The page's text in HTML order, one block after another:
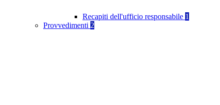
Recapiti dell'ufficio responsabile 1
Provvedimenti 2